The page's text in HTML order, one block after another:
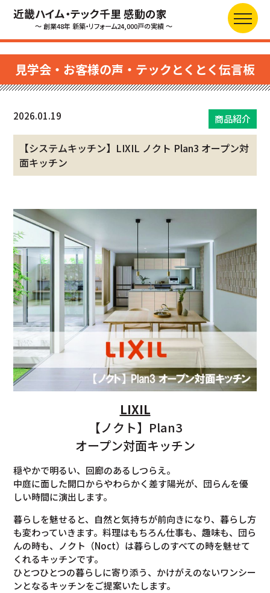
近畿ハイム・テック千里 感動の家
～ 創業48年 新築・リフォーム24,000戸の実績 ～
見学会・お客様の声・テックとくとく伝言板
2026.01.19 商品紹介
【システムキッチン】LIXIL ノクト Plan3 オープン対
面キッチン
LIXIL
【ノクト】Plan3
オープン対面キッチン
穏やかで明るい、回廊のあるしつらえ。
中庭に面した開口からやわらかく差す陽光が、団らんを優
しい時間に演出します。
暮らしを魅せると、自然と気持ちが前向きになり、暮らし方
も変わっていきます。料理はもちろん仕事も、趣味も、団ら
んの時も、ノクト（Noct）は暮らしのすべての時を魅せて
くれるキッチンです。
ひとつひとつの暮らしに寄り添う、かけがえのないワンシー
ンとなるキッチンをご提案いたします。